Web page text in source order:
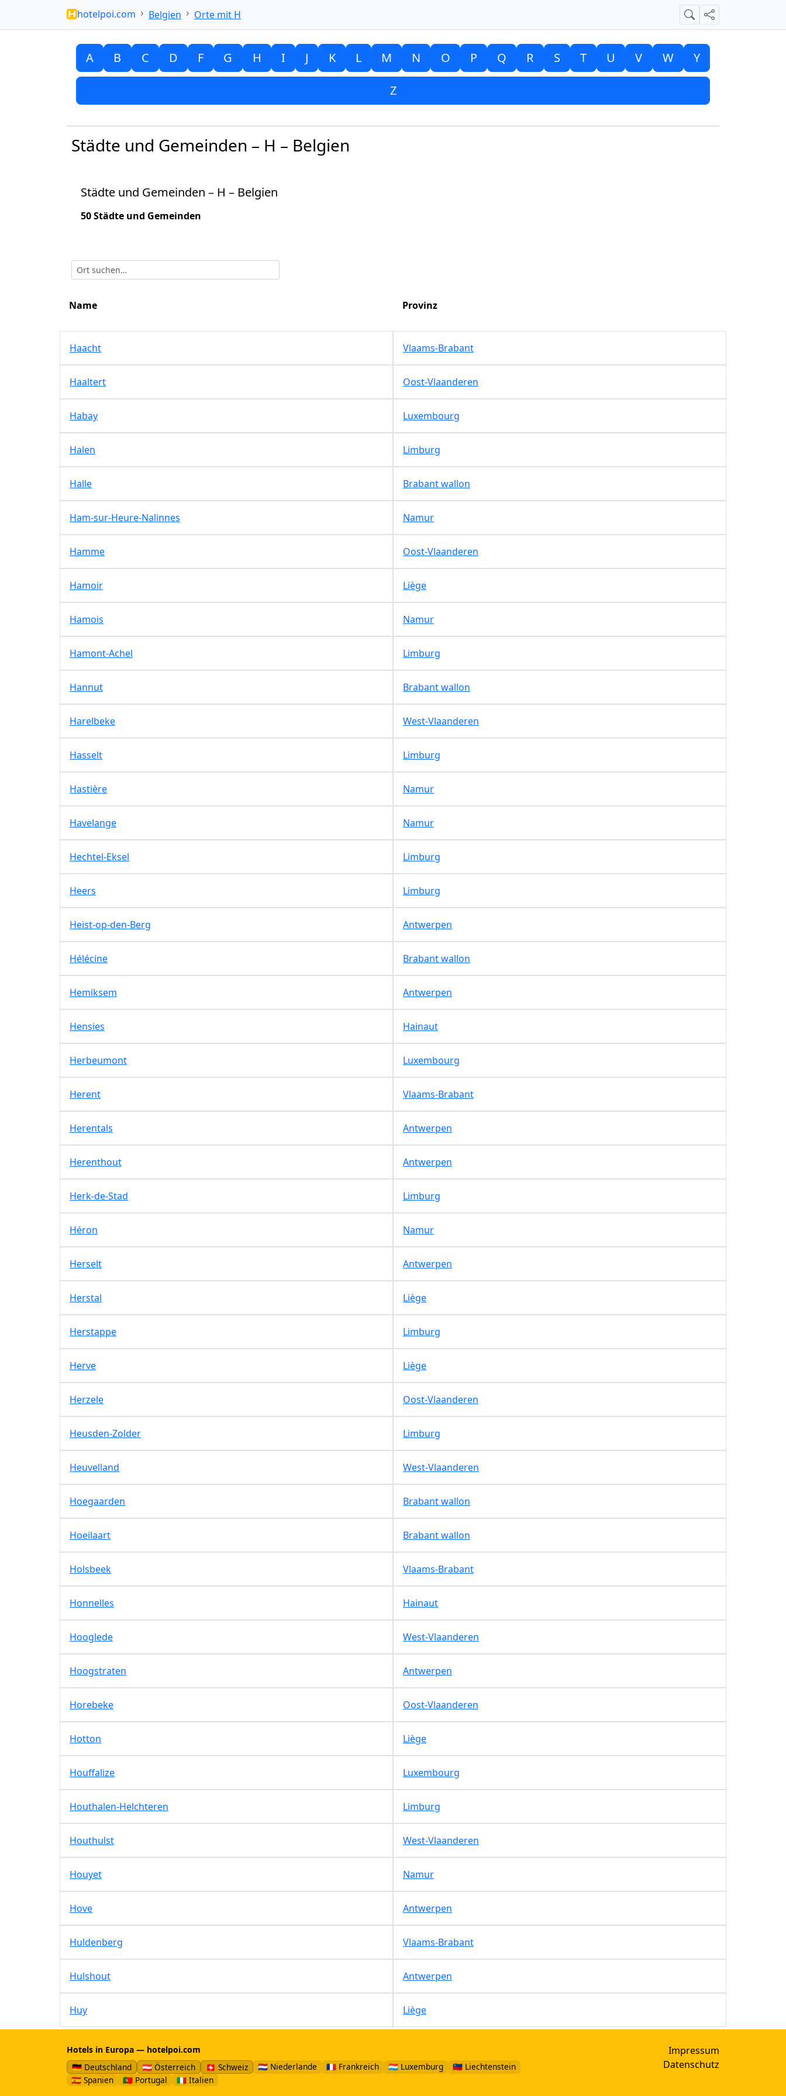
hotelpoi.com Belgien Orte mit H SucheTeilen
A B C D F G H I J K L M N O P Q R S T U V W Y
Z
Städte und Gemeinden – H – Belgien
Städte und Gemeinden – H – Belgien
50 Städte und Gemeinden
Name Provinz
Haacht Vlaams-Brabant
Haaltert Oost-Vlaanderen
Habay Luxembourg
Halen Limburg
Halle Brabant wallon
Ham-sur-Heure-Nalinnes Namur
Hamme Oost-Vlaanderen
Hamoir Liège
Hamois Namur
Hamont-Achel Limburg
Hannut Brabant wallon
Harelbeke West-Vlaanderen
Hasselt Limburg
Hastière Namur
Havelange Namur
Hechtel-Eksel Limburg
Heers Limburg
Heist-op-den-Berg Antwerpen
Hélécine Brabant wallon
Hemiksem Antwerpen
Hensies Hainaut
Herbeumont Luxembourg
Herent Vlaams-Brabant
Herentals Antwerpen
Herenthout Antwerpen
Herk-de-Stad Limburg
Héron Namur
Herselt Antwerpen
Herstal Liège
Herstappe Limburg
Herve Liège
Herzele Oost-Vlaanderen
Heusden-Zolder Limburg
Heuvelland West-Vlaanderen
Hoegaarden Brabant wallon
Hoeilaart Brabant wallon
Holsbeek Vlaams-Brabant
Honnelles Hainaut
Hooglede West-Vlaanderen
Hoogstraten Antwerpen
Horebeke Oost-Vlaanderen
Hotton Liège
Houffalize Luxembourg
Houthalen-Helchteren Limburg
Houthulst West-Vlaanderen
Houyet Namur
Hove Antwerpen
Huldenberg Vlaams-Brabant
Hulshout Antwerpen
Huy Liège
Hotels in Europa — hotelpoi.com
🇩🇪 Deutschland
🇦🇹 Österreich 🇨🇭 Schweiz 🇳🇱 Niederlande 🇫🇷 Frankreich 🇱🇺 Luxemburg
🇱🇮 Liechtenstein
🇪🇸 Spanien
🇵🇹 Portugal 🇮🇹 Italien
Impressum
Datenschutz